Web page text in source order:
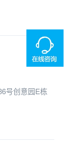
号创意园E栋